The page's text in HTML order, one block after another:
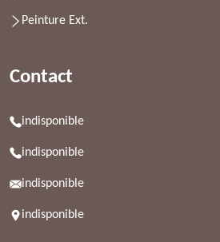
Peinture Ext.
Contact
indisponible
indisponible
indisponible
indisponible